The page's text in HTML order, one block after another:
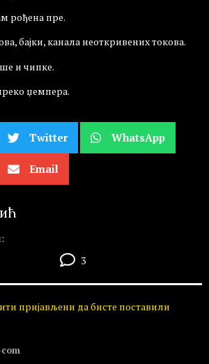
рођена пре.
бајки, канала неоткривених токова.
и чипке.
џемпера.
Twitter WhatsApp
Email
3
пријављени да бисте поставили